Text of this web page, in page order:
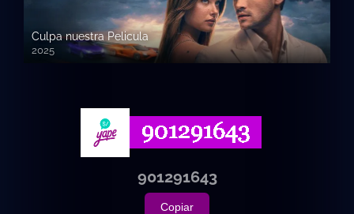
Culpa nuestra Pelicula
2025
720p HD
901291643
Copiar